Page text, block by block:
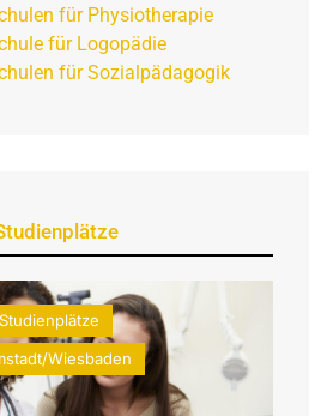
für Physiotherapie
für Logopädie
für Sozialpädagogik
Wiesbaden